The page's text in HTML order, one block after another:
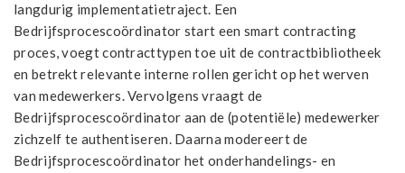
langdurig implementatietraject. Een
Bedrijfsprocescoördinator start een smart contracting
proces, voegt contracttypen toe uit de contractbibliotheek
en betrekt relevante interne rollen gericht op het werven
van medewerkers. Vervolgens vraagt de
Bedrijfsprocescoördinator aan de (potentiële) medewerker
zichzelf te authentiseren. Daarna modereert de
Bedrijfsprocescoördinator het onderhandelings- en